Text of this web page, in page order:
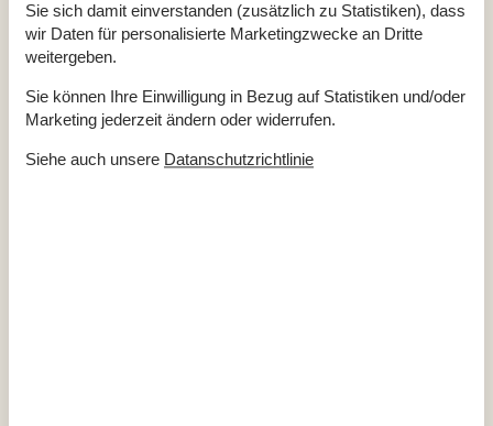
In der Nähe
Die nächste Stadt
Entf. zum Wasser/Baden
Entfernung Einkauf
1,2 km
Entfernung Flughafen CPH 120 km
Entfernung zu Angelmöglichkeiten 1 km
Nächstes Restaurant 1,6 km
Sie sich damit einverstanden (zusätzlich zu Statistiken), dass
wir Daten für personalisierte Marketingzwecke an Dritte
weitergeben.
Sie können Ihre Einwilligung in Bezug auf Statistiken und/oder
Marketing jederzeit ändern oder widerrufen.
Siehe auch unsere Datanschutzrichtlinie